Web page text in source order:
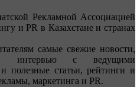
Рекламной Ассоциацией
и PR в Казахстане и странах
самые свежие новости,
интервью с ведущими
полезные статьи, рейтинги и
маркетинга и PR.